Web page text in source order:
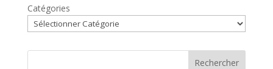
Catégories
Rechercher